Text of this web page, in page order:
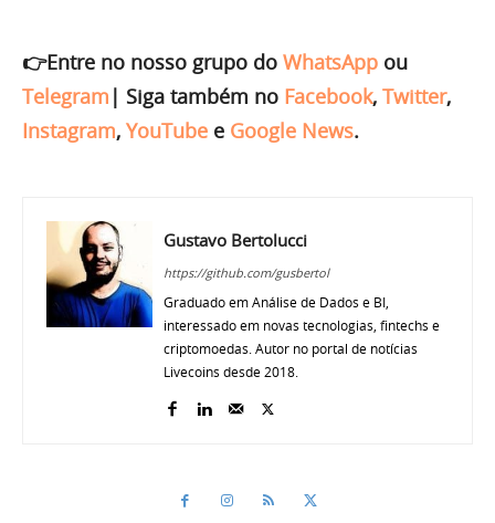
👉Entre no nosso grupo do WhatsApp ou
Telegram | Siga também no Facebook, Twitter,
Instagram, YouTube e Google News.
Gustavo Bertolucci
https://github.com/gusbertol
Graduado em Análise de Dados e BI,
interessado em novas tecnologias, fintechs e
criptomoedas. Autor no portal de notícias
Livecoins desde 2018.